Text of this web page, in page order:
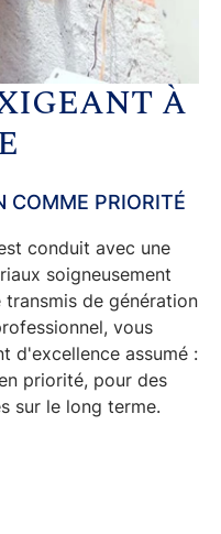
À
COMME PRIORITÉ
conduit avec une
soigneusement
de génération
vous
d'excellence assumé :
priorité, pour des
sur le long terme.